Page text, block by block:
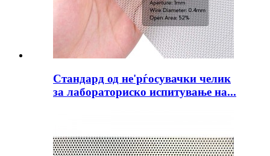
Стандард од не'рѓосувачки челик
за лабораториско испитување на...